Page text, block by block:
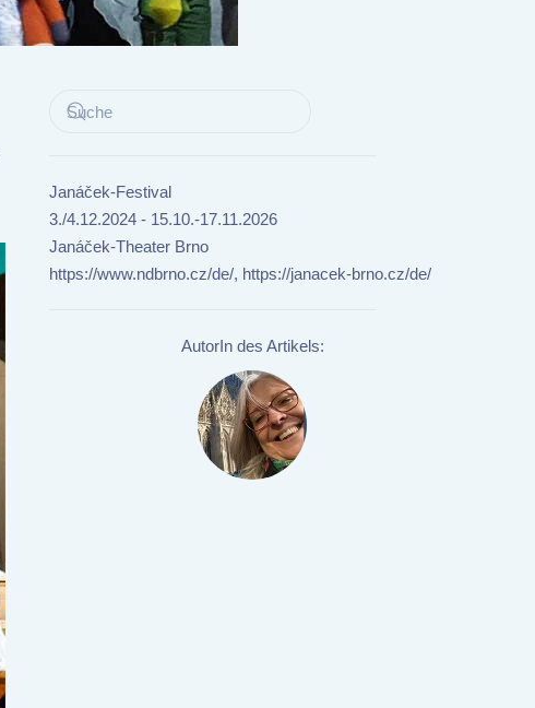
Janáček-Festival
3./4.12.2024 - 15.10.-17.11.2026
Janáček-Theater Brno
https://www.ndbrno.cz/de/, https://janacek-brno.cz/de/
AutorIn des Artikels: